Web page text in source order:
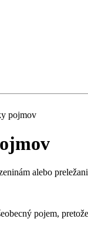
pojmov
alebo
pojem,